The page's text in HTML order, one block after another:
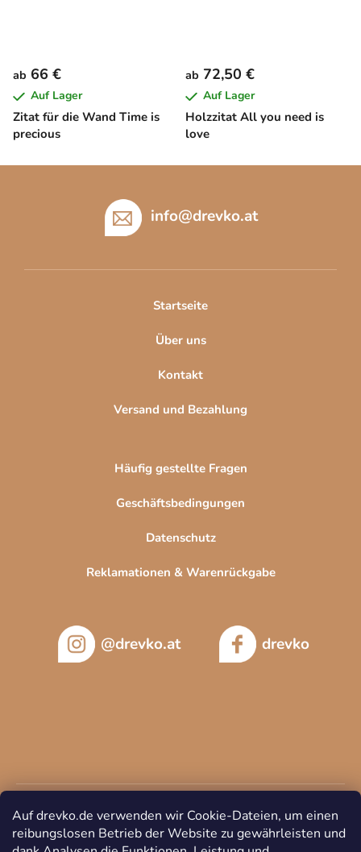
Auf drevko.de verwenden wir Cookie-Dateien, um einen
reibungslosen Betrieb der Website zu gewährleisten und
Zitat für die Wand Time is
precious
ab 66 €
Auf Lager
Holzzitat All you need is
love
ab 72,50 €
Auf Lager
info@drevko.at
Startseite
Über uns
Kontakt
Versand und Bezahlung
Häufig gestellte Fragen
Geschäftsbedingungen
Datenschutz
Reklamationen & Warenrückgabe
@drevko.at drevko